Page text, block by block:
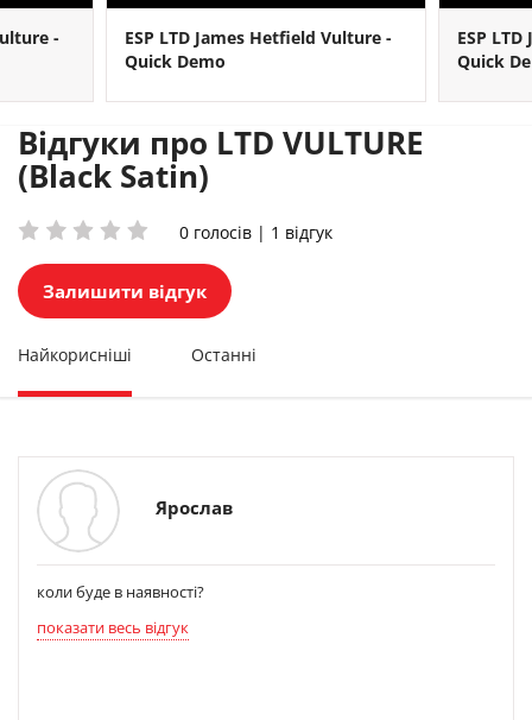
-
ESP LTD James Hetfield Vulture -
Quick Demo
ESP
Quick
Відгуки про LTD VULTURE
(Black Satin)
0 голосів | 1 відгук
Залишити відгук
Найкорисніші Останні
Ярослав
коли буде в наявності?
показати весь відгук